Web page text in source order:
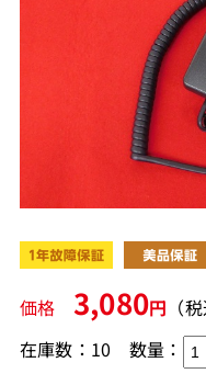
価格 3,080円 （
在庫数：10 数量：